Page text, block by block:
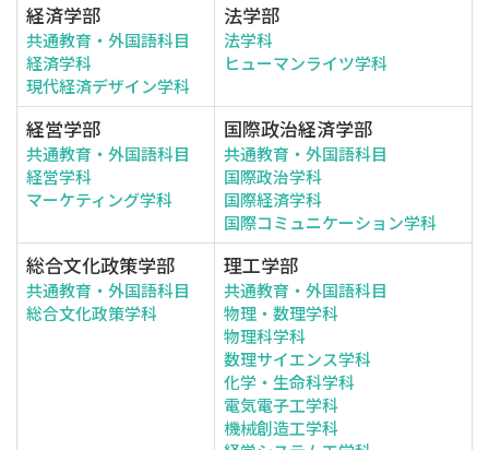
経済学部
共通教育・外国語科目
経済学科
現代経済デザイン学科
法学部
法学科
ヒューマンライツ学科
経営学部
共通教育・外国語科目
経営学科
マーケティング学科
国際政治経済学部
共通教育・外国語科目
国際政治学科
国際経済学科
国際コミュニケーション学科
総合文化政策学部
共通教育・外国語科目
総合文化政策学科
理工学部
共通教育・外国語科目
物理・数理学科
物理科学科
数理サイエンス学科
化学・生命科学科
電気電子工学科
機械創造工学科